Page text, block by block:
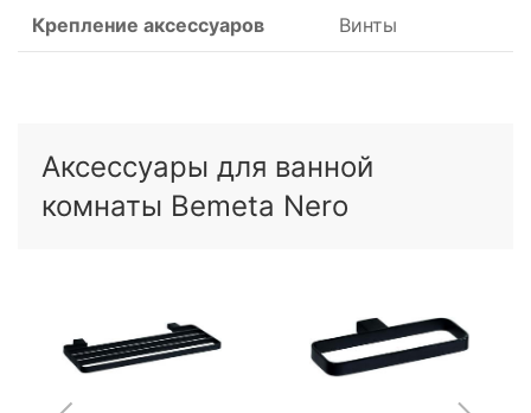
Крепление аксессуаров Винты
Аксессуары для ванной
комнаты Bemeta Nero